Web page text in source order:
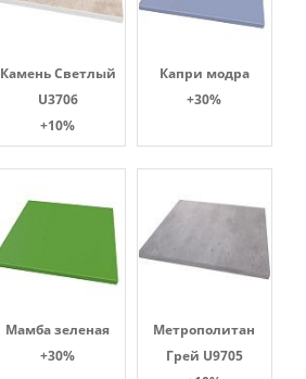
Камень Светлый
U3706
+10%
Капри модра
+30%
Мамба зеленая
+30%
Метрополитан
Грей U9705